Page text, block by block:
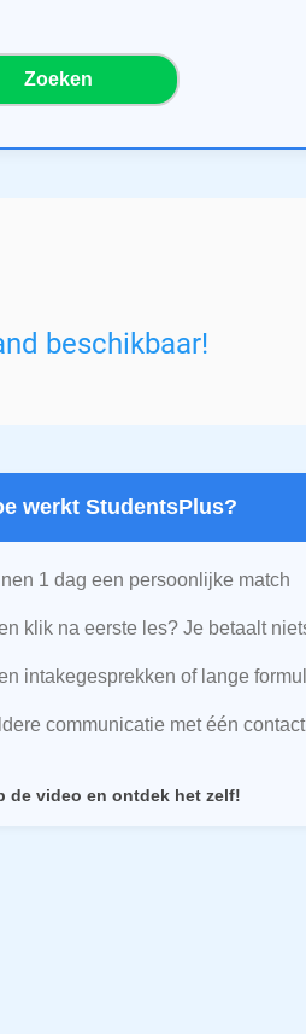
Zoeken
beschikbaar!
werkt StudentsPlus?
1 dag een persoonlijke match
klik na eerste les? Je betaalt
intakegesprekken of lange
communicatie met één
de video en ontdek het zelf!